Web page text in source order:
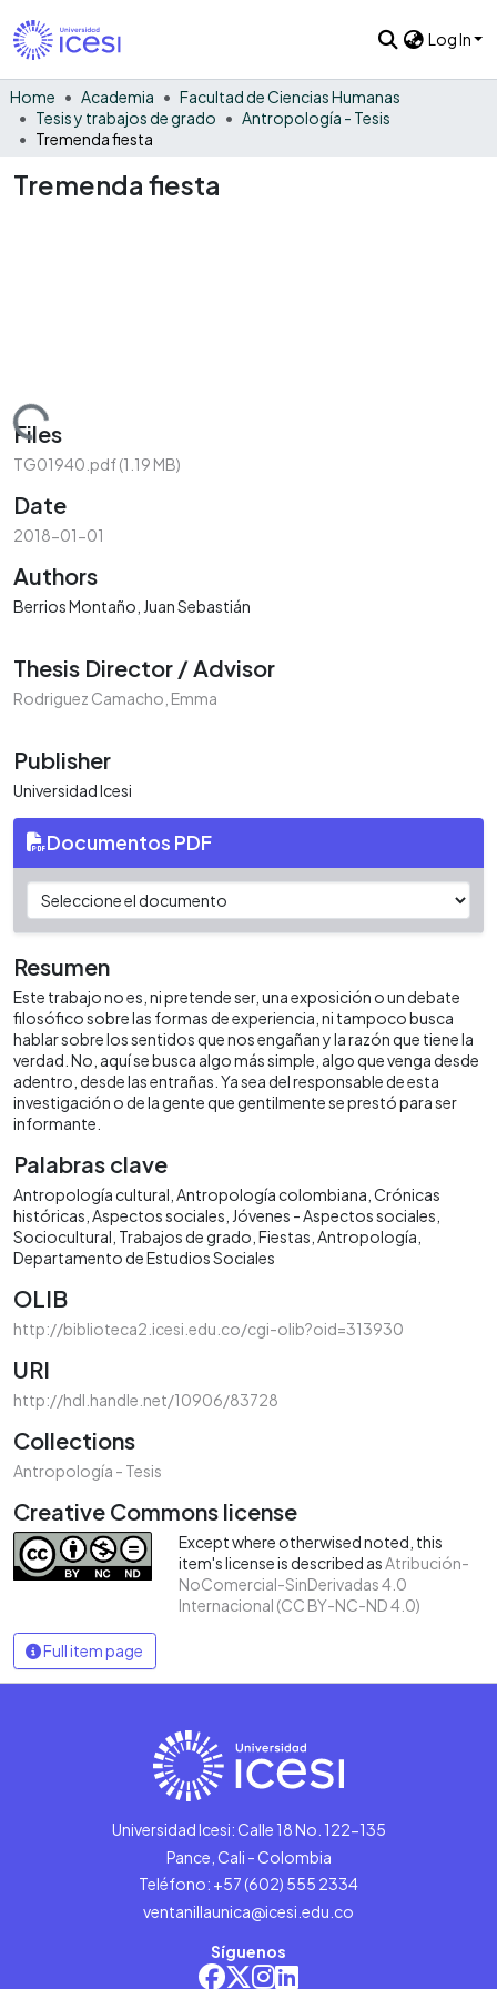
Log In
Home Academia
Facultad de Ciencias Humanas
Tesis y trabajos de grado
Antropología - Tesis
Tremenda fiesta
Tremenda fiesta
Loading...
Files
TG01940.pdf(1.19 MB)
Date
2018-01-01
Authors
Berrios Montaño, Juan Sebastián
Thesis Director / Advisor
Rodriguez Camacho, Emma
Publisher
Universidad Icesi
Documentos PDF
Resumen
Este trabajo no es, ni pretende ser, una exposición o un debate
filosófico sobre las formas de experiencia, ni tampoco busca
hablar sobre los sentidos que nos engañan y la razón que tiene la
verdad. No, aquí se busca algo más simple, algo que venga desde
adentro, desde las entrañas. Ya sea del responsable de esta
investigación o de la gente que gentilmente se prestó para ser
informante.
Palabras clave
Antropología cultural Antropología colombiana Crónicas
históricas Aspectos sociales Jóvenes - Aspectos sociales
Sociocultural Trabajos de grado Fiestas Antropología
Departamento de Estudios Sociales
OLIB
http://biblioteca2.icesi.edu.co/cgi-olib?oid=313930
URI
http://hdl.handle.net/10906/83728
Collections
Antropología - Tesis
Creative Commons license
Except where otherwised noted, this
item's license is described asAtribución-
NoComercial-SinDerivadas 4.0
Internacional (CC BY-NC-ND 4.0)
Full item page
Universidad Icesi: Calle 18 No. 122-135
Pance, Cali - Colombia
Teléfono: +57 (602) 555 2334
ventanillaunica@icesi.edu.co
Síguenos